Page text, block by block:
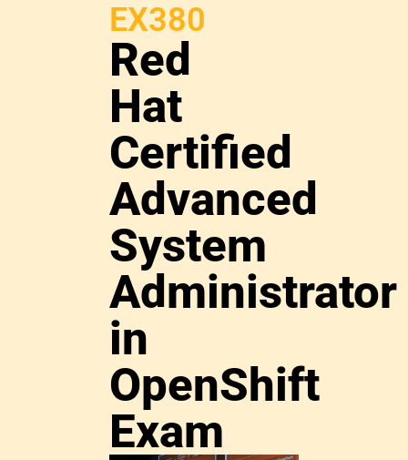
EX380
Red
Hat
Certified
Advanced
System
Administrator
in
OpenShift
Exam